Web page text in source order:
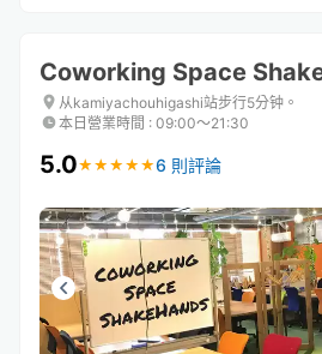
Coworking Space
从kamiyachouhigashi站步行5分钟。
本日營業時間 : 09:00〜21:30
5.0★ ★ ★ ★ ★
★ ★ ★ ★ ★6 則評論